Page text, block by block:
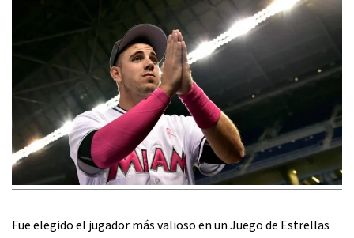
Fue elegido el jugador más valioso en un Juego de Estrellas